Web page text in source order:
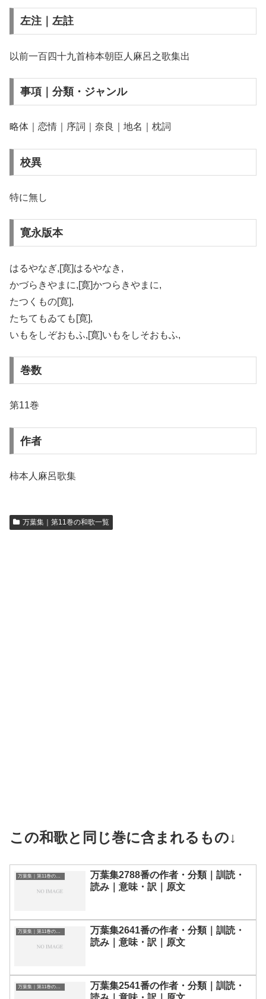
左注｜左註
以前一百四十九首柿本朝臣人麻呂之歌集出
事項｜分類・ジャンル
略体｜恋情｜序詞｜奈良｜地名｜枕詞
校異
特に無し
寛永版本
はるやなぎ,[寛]はるやなき,
かづらきやまに,[寛]かつらきやまに,
たつくもの[寛],
たちてもゐても[寛],
いもをしぞおもふ,[寛]いもをしそおもふ,
巻数
第11巻
作者
柿本人麻呂歌集
万葉集｜第11巻の和歌一覧
この和歌と同じ巻に含まれるもの↓
万葉集｜第11巻の和歌一覧
万葉集2788番の作者・分類｜訓読・
読み｜意味・訳｜原文
万葉集｜第11巻の和歌一覧
万葉集2641番の作者・分類｜訓読・
読み｜意味・訳｜原文
万葉集｜第11巻の和歌一覧
万葉集2541番の作者・分類｜訓読・